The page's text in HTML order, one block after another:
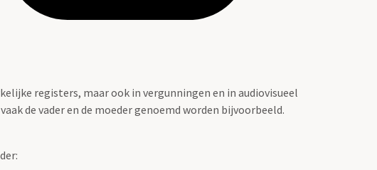
registers, maar ook in vergunningen en in audiovisueel
de vader en de moeder genoemd worden bijvoorbeeld.